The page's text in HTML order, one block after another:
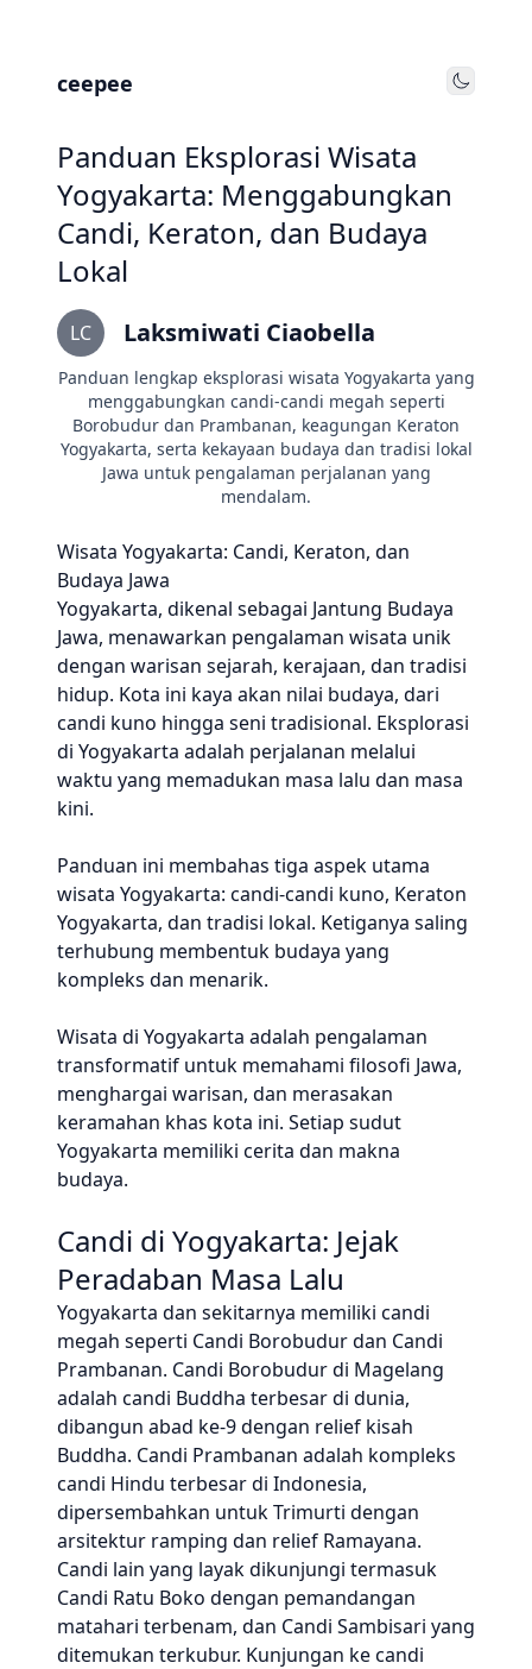
ceepee Toggle
Panduan Eksplorasi Wisata
Yogyakarta: Menggabungkan
Candi, Keraton, dan Budaya
Lokal
LC Laksmiwati Ciaobella
Panduan lengkap eksplorasi wisata Yogyakarta yang
menggabungkan candi-candi megah seperti
Borobudur dan Prambanan, keagungan Keraton
Yogyakarta, serta kekayaan budaya dan tradisi lokal
Jawa untuk pengalaman perjalanan yang
mendalam.
Wisata Yogyakarta: Candi, Keraton, dan
Budaya Jawa
Yogyakarta, dikenal sebagai Jantung Budaya
Jawa, menawarkan pengalaman wisata unik
dengan warisan sejarah, kerajaan, dan tradisi
hidup. Kota ini kaya akan nilai budaya, dari
candi kuno hingga seni tradisional. Eksplorasi
di Yogyakarta adalah perjalanan melalui
waktu yang memadukan masa lalu dan masa
kini.
Panduan ini membahas tiga aspek utama
wisata Yogyakarta: candi-candi kuno, Keraton
Yogyakarta, dan tradisi lokal. Ketiganya saling
terhubung membentuk budaya yang
kompleks dan menarik.
Wisata di Yogyakarta adalah pengalaman
transformatif untuk memahami filosofi Jawa,
menghargai warisan, dan merasakan
keramahan khas kota ini. Setiap sudut
Yogyakarta memiliki cerita dan makna
budaya.
Candi di Yogyakarta: Jejak
Peradaban Masa Lalu
Yogyakarta dan sekitarnya memiliki candi
megah seperti Candi Borobudur dan Candi
Prambanan. Candi Borobudur di Magelang
adalah candi Buddha terbesar di dunia,
dibangun abad ke-9 dengan relief kisah
Buddha. Candi Prambanan adalah kompleks
candi Hindu terbesar di Indonesia,
dipersembahkan untuk Trimurti dengan
arsitektur ramping dan relief Ramayana.
Candi lain yang layak dikunjungi termasuk
Candi Ratu Boko dengan pemandangan
matahari terbenam, dan Candi Sambisari yang
ditemukan terkubur. Kunjungan ke candi